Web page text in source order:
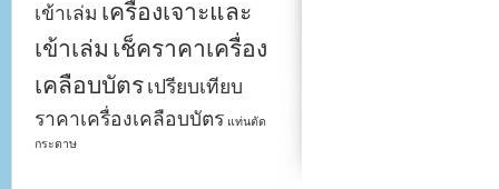
เข้าเล่ม เครื่องเจาะและ
เข้าเล่ม เช็คราคาเครื่อง
เคลือบบัตร เปรียบเทียบ
ราคาเครื่องเคลือบบัตร แท่นตัด
กระดาษ